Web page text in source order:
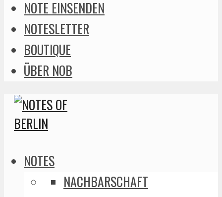
NOTE EINSENDEN
NOTESLETTER
BOUTIQUE
ÜBER NOB
NOTES
NACHBARSCHAFT